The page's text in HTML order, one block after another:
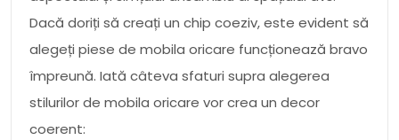
Dacă doriți să creați un chip coeziv, este evident să
alegeți piese de mobila oricare funcționează bravo
împreună. Iată câteva sfaturi supra alegerea
stilurilor de mobila oricare vor crea un decor
coerent: